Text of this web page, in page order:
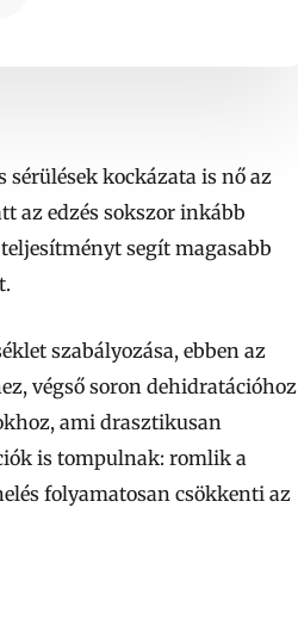
sérülések kockázata is nő az
az edzés sokszor inkább
segít magasabb
szabályozása, ebben az
végső soron dehidratációhoz
ami drasztikusan
is tompulnak: romlik a
folyamatosan csökkenti az